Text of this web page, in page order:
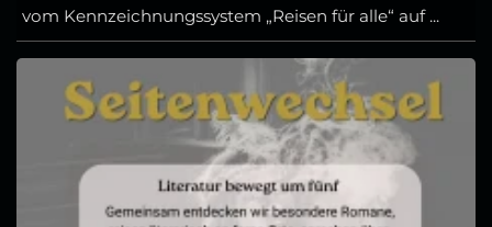
vom Kennzeichnungssystem „Reisen für alle“ auf ...